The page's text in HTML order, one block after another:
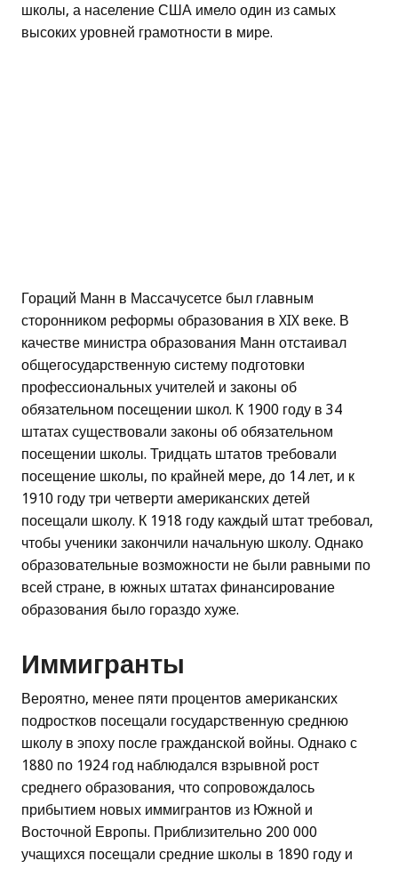
школы, а население США имело один из самых
высоких уровней грамотности в мире.
Гораций Манн в Массачусетсе был главным
сторонником реформы образования в XIX веке. В
качестве министра образования Манн отстаивал
общегосударственную систему подготовки
профессиональных учителей и законы об
обязательном посещении школ. К 1900 году в 34
штатах существовали законы об обязательном
посещении школы. Тридцать штатов требовали
посещение школы, по крайней мере, до 14 лет, и к
1910 году три четверти американских детей
посещали школу. К 1918 году каждый штат требовал,
чтобы ученики закончили начальную школу. Однако
образовательные возможности не были равными по
всей стране, в южных штатах финансирование
образования было гораздо хуже.
Иммигранты
Вероятно, менее пяти процентов американских
подростков посещали государственную среднюю
школу в эпоху после гражданской войны. Однако с
1880 по 1924 год наблюдался взрывной рост
среднего образования, что сопровождалось
прибытием новых иммигрантов из Южной и
Восточной Европы. Приблизительно 200 000
учащихся посещали средние школы в 1890 году и